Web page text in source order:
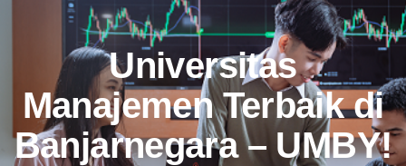
Universitas
Manajemen Terbaik di
Banjarnegara – UMBY!